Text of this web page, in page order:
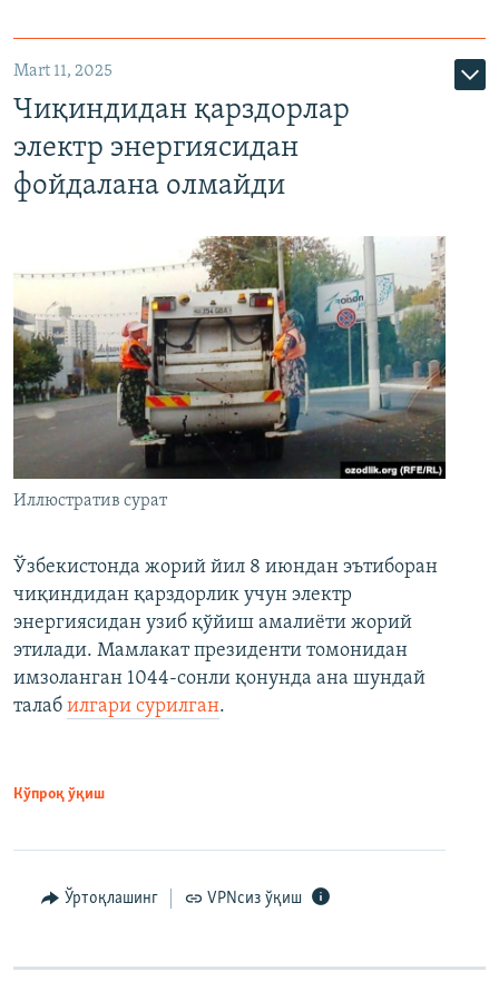
Mart 11, 2025
Чиқиндидан қарздорлар
электр энергиясидан
фойдалана олмайди
Иллюстратив сурат
Ўзбекистонда жорий йил 8 июндан эътиборан
чиқиндидан қарздорлик учун электр
энергиясидан узиб қўйиш амалиёти жорий
этилади. Мамлакат президенти томонидан
имзоланган 1044-сонли қонунда ана шундай
талаб илгари сурилган.
Кўпроқ ўқиш
Ўртоқлашинг VPNсиз ўқиш